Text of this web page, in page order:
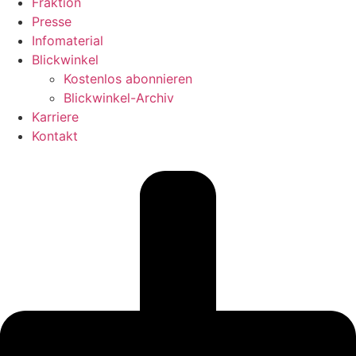
Presse
Infomaterial
Blickwinkel
Kostenlos abonnieren
Blickwinkel-Archiv
Karriere
Kontakt